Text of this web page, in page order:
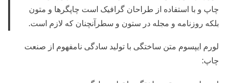
چاپ و با استفاده از طراحان گرافیک است چاپگرها و متون
بلکه روزنامه و مجله در ستون و سطرآنچنان که لازم است.
لورم ایپسوم متن ساختگی با تولید سادگی نامفهوم از صنعت
چاپ: